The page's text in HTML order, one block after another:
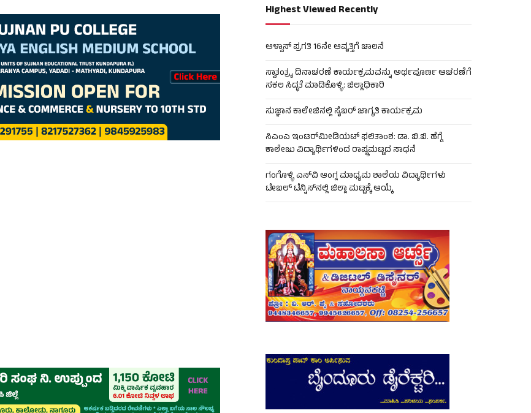
Highest Viewed Recently
ಆಳ್ವಾಸ್ ಪ್ರಗತಿ 16ನೇ ಆವೃತ್ತಿಗೆ ಚಾಲನೆ
ಸ್ವಾತಂತ್ರ್ಯ ದಿನಾಚರಣೆ ಕಾರ್ಯಕ್ರಮವನ್ನು ಅರ್ಥಪೂರ್ಣ ಆಚರಣೆಗೆ
ಸಕಲ ಸಿದ್ಧತೆ ಮಾಡಿಕೊಳ್ಳಿ: ಜಿಲ್ಲಾಧಿಕಾರಿ
ಸುಜ್ಞಾನ ಕಾಲೇಜಿನಲ್ಲಿ ಸೈಬರ್ ಜಾಗೃತಿ ಕಾರ್ಯಕ್ರಮ
ಸಿಎಂಎ ಇಂಟರ್‌ಮೀಡಿಯಟ್ ಫಲಿತಾಂಶ: ಡಾ. ಬಿ.ಬಿ. ಹೆಗ್ಡೆ
ಕಾಲೇಜು ವಿದ್ಯಾರ್ಥಿಗಳಿಂದ ರಾಷ್ಟ್ರಮಟ್ಟದ ಸಾಧನೆ
ಗಂಗೊಳ್ಳಿ ಎಸ್‌ವಿ ಆಂಗ್ಲ ಮಾಧ್ಯಮ ಶಾಲೆಯ ವಿದ್ಯಾರ್ಥಿಗಳು
ಟೇಬಲ್‌ ಟೆನ್ನಿಸ್‌ನಲ್ಲಿ ಜಿಲ್ಲಾ ಮಟ್ಟಕ್ಕೆ ಆಯ್ಕೆ